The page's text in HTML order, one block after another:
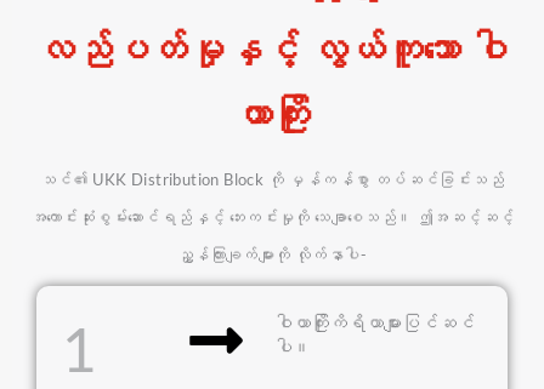
လည်ပတ်မှုနှင့် လွယ်ကူသော ဝါ
ယာကြိုး
သင်၏ UKK Distribution Block ကို မှန်ကန်စွာ တပ်ဆင်ခြင်းသည်
အကောင်းဆုံးစွမ်းဆောင်ရည်နှင့် ဘေးကင်းမှုကို သေချာစေသည်။ ဤအဆင့်ဆင့်
ညွှန်ကြားချက်များကို လိုက်နာပါ-
1
ဝါယာကြိုးကိရိယာများပြင်ဆင်
ပါ။